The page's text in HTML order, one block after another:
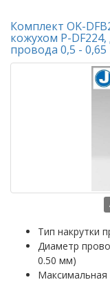
Комплект OK-
кожухом P-
провода 0,5 -
Тип накрутки
Диаметр
0.50 мм)
Максимальная